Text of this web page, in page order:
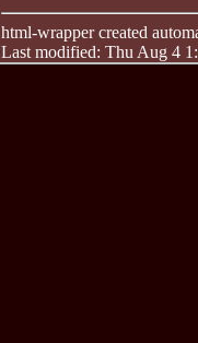
html-wrapper created
Last modified: Thu Aug 4